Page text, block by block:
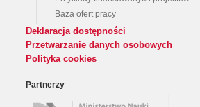
Baza ofert pracy
Deklaracja dostępności
Przetwarzanie danych osobowych
Polityka cookies
Partnerzy